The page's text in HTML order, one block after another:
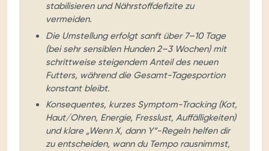
stabilisieren und Nährstoffdefizite zu
vermeiden.
Die Umstellung erfolgt sanft über 7–10 Tage
(bei sehr sensiblen Hunden 2–3 Wochen) mit
schrittweise steigendem Anteil des neuen
Futters, während die Gesamt-Tagesportion
konstant bleibt.
Konsequentes, kurzes Symptom-Tracking (Kot,
Haut/Ohren, Energie, Fresslust, Auffälligkeiten)
und klare „Wenn X, dann Y“-Regeln helfen dir
zu entscheiden, wann du Tempo rausnimmst,